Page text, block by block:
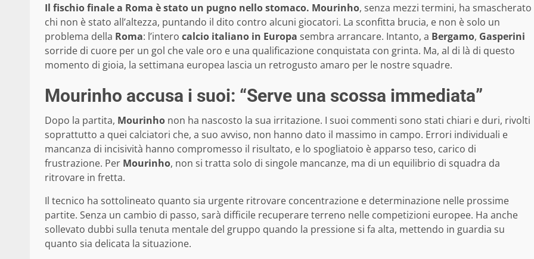
Il fischio finale a Roma è stato un pugno nello stomaco. Mourinho, senza mezzi termini, ha smascherato
chi non è stato all’altezza, puntando il dito contro alcuni giocatori. La sconfitta brucia, e non è solo un
problema della Roma: l’intero calcio italiano in Europa sembra arrancare. Intanto, a Bergamo, Gasperini
sorride di cuore per un gol che vale oro e una qualificazione conquistata con grinta. Ma, al di là di questo
momento di gioia, la settimana europea lascia un retrogusto amaro per le nostre squadre.
Mourinho accusa i suoi: “Serve una scossa immediata”
Dopo la partita, Mourinho non ha nascosto la sua irritazione. I suoi commenti sono stati chiari e duri, rivolti
soprattutto a quei calciatori che, a suo avviso, non hanno dato il massimo in campo. Errori individuali e
mancanza di incisività hanno compromesso il risultato, e lo spogliatoio è apparso teso, carico di
frustrazione. Per Mourinho, non si tratta solo di singole mancanze, ma di un equilibrio di squadra da
ritrovare in fretta.
Il tecnico ha sottolineato quanto sia urgente ritrovare concentrazione e determinazione nelle prossime
partite. Senza un cambio di passo, sarà difficile recuperare terreno nelle competizioni europee. Ha anche
sollevato dubbi sulla tenuta mentale del gruppo quando la pressione si fa alta, mettendo in guardia su
quanto sia delicata la situazione.